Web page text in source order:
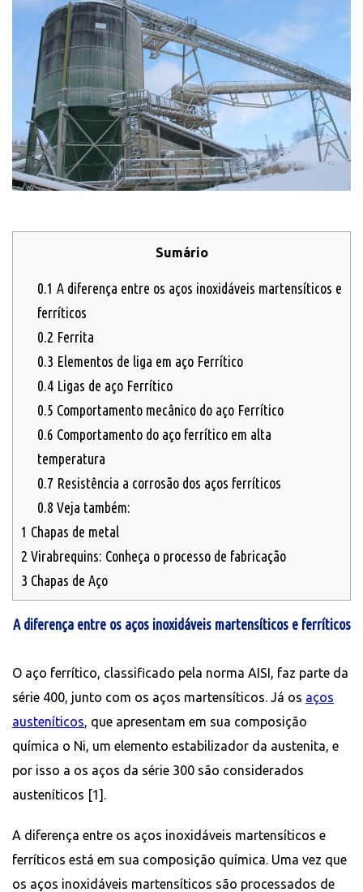
Sumário
0.1 A diferença entre os aços inoxidáveis martensíticos e
ferríticos
0.2 Ferrita
0.3 Elementos de liga em aço Ferrítico
0.4Ligas de aço Ferrítico
0.5 Comportamento mecânico do aço Ferrítico
0.6 Comportamento do aço ferrítico em alta
temperatura
0.7 Resistência a corrosão dos aços ferríticos
0.8 Veja também:
1 Chapas de metal
2 Virabrequins: Conheça o processo de fabricação
3 Chapas de Aço
A diferença entre os aços inoxidáveis martensíticos e ferríticos
O aço ferrítico, classificado pela norma AISI, faz parte da
série 400, junto com os aços martensíticos. Já os aços
austeníticos, que apresentam em sua composição
química o Ni, um elemento estabilizador da austenita, e
por isso a os aços da série 300 são considerados
austeníticos [1].
A diferença entre os aços inoxidáveis martensíticos e
ferríticos está em sua composição química. Uma vez que
os aços inoxidáveis martensíticos são processados de